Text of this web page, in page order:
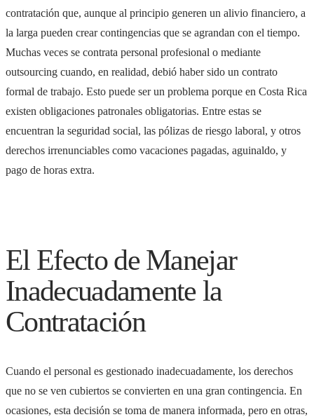
contratación que, aunque al principio generen un alivio financiero, a
la larga pueden crear contingencias que se agrandan con el tiempo.
Muchas veces se contrata personal profesional o mediante
outsourcing cuando, en realidad, debió haber sido un contrato
formal de trabajo. Esto puede ser un problema porque en Costa Rica
existen obligaciones patronales obligatorias. Entre estas se
encuentran la seguridad social, las pólizas de riesgo laboral, y otros
derechos irrenunciables como vacaciones pagadas, aguinaldo, y
pago de horas extra.
El Efecto de Manejar
Inadecuadamente la
Contratación
Cuando el personal es gestionado inadecuadamente, los derechos
que no se ven cubiertos se convierten en una gran contingencia. En
ocasiones, esta decisión se toma de manera informada, pero en otras,